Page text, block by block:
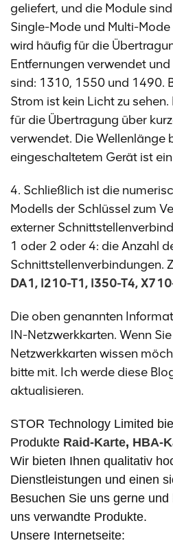
geliefert, und die Module
Single-Mode und Multi-
wird häufig für die
Entfernungen verwendet
sind: 1310, 1550 und 1490.
Strom ist kein Licht zu
für die Übertragung über
verwendet. Die Wellenlänge
eingeschaltetem Gerät ist
4. Schließlich ist die
Modells der Schlüssel zum
externer
1 oder 2 oder 4: die Anzahl
Schnittstellenverbindungen.
DA1, I210-T1, I350-T4,
Die oben genannten
IN-Netzwerkkarten. Wenn
Netzwerkkarten wissen
bitte mit. Ich werde diese
aktualisieren.
STOR Technology Limited
Produkte Raid-Karte, HBA-
Wir bieten Ihnen qualitativ
Dienstleistungen und einen
Besuchen Sie uns gerne
uns verwandte Produkte.
Unsere Internetseite: